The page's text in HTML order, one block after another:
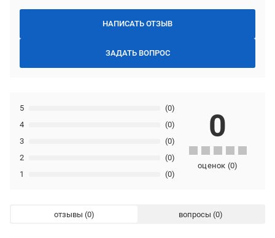
НАПИСАТЬ ОТЗЫВ
ЗАДАТЬ ВОПРОС
1 (0)
2 (0)
3 (0)
4 (0)
5 (0)
0
оценок (0)
отзывы вопросы